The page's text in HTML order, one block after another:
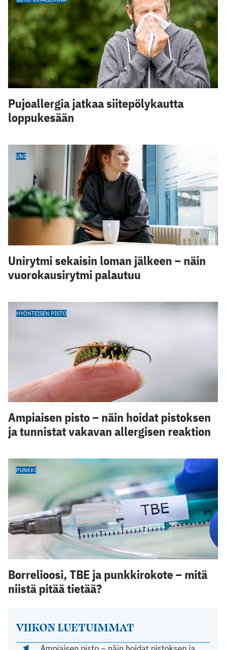
VIIKON LUETUIMMAT
Pujoallergia jatkaa siitepölykautta
loppukesään
UNI
Unirytmi sekaisin loman jälkeen – näin
vuorokausirytmi palautuu
HYÖNTEISEN PISTO
Ampiaisen pisto – näin hoidat pistoksen
ja tunnistat vakavan allergisen reaktion
PUNKKI
Borrelioosi, TBE ja punkkirokote – mitä
niistä pitää tietää?